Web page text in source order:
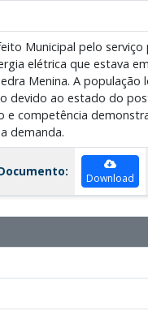
Municipal pelo
elétrica que estava
Menina. A população
devido ao estado do
e competência
demanda.
Download